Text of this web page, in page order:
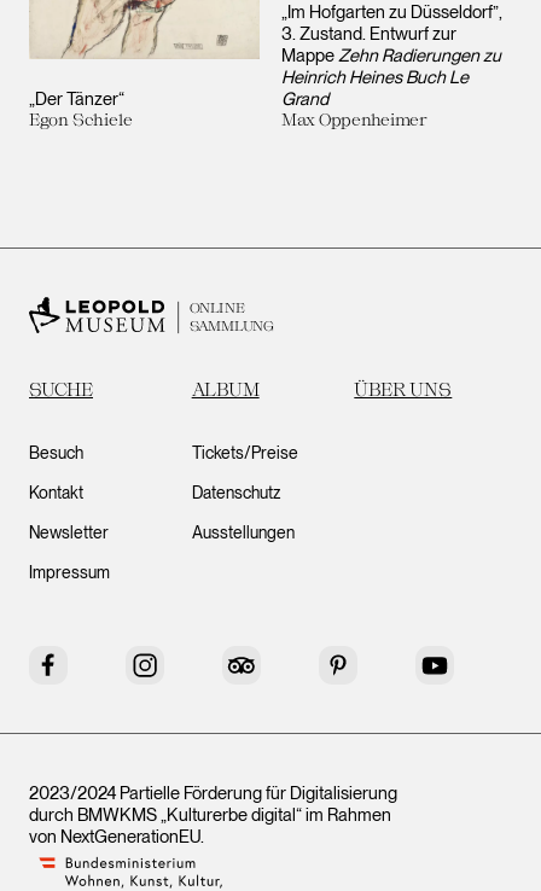
„Der Tänzer“
Egon Schiele
„Im Hofgarten zu Düsseldorf”,
3. Zustand. Entwurf zur
MappeZehn Radierungen zu
Heinrich Heines Buch Le
Grand
Max Oppenheimer
ONLINE
SAMMLUNG
SUCHE ALBUM ÜBER UNS
Besuch
Kontakt
Newsletter
Impressum
Tickets/Preise
Datenschutz
Ausstellungen
Facebook Instagram Tripadvisor Pinterest YouTube
2023/2024 Partielle Förderung für Digitalisierung
durch BMWKMS „Kulturerbe digital“ im Rahmen
von NextGenerationEU.